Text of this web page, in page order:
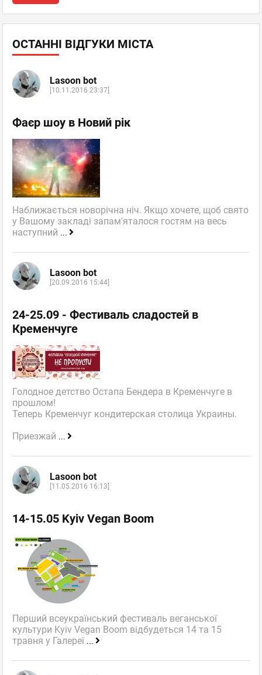
ОСТАННІ ВІДГУКИ МІСТА
Lasoon bot
[10.11.2016 23:37]
Фаєр шоу в Новий рік
Наближається новорічна ніч. Якщо хочете, щоб свято
у Вашому закладі запам'яталося гостям на весь
наступний ...
Lasoon bot
[20.09.2016 15:44]
24-25.09 - Фестиваль сладостей в
Кременчуге
Голодное детство Остапа Бендера в Кременчуге в
прошлом!
Теперь Кременчуг кондитерская столица Украины.
Приезжай ...
Lasoon bot
[11.05.2016 16:13]
14-15.05 Kyiv Vegan Boom
Перший всеукраїнський фестиваль веганської
культури Kyiv Vegan Boom відбудеться 14 та 15
травня у Галереї ...